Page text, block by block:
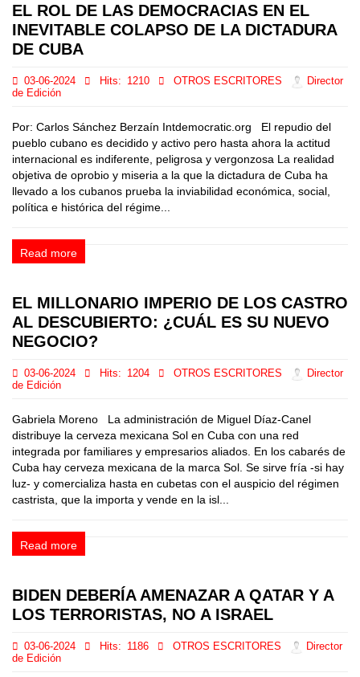
EL ROL DE LAS DEMOCRACIAS EN EL
INEVITABLE COLAPSO DE LA DICTADURA
DE CUBA
03-06-2024 Hits: 1210 OTROS ESCRITORES
Director
de Edición
Por: Carlos Sánchez Berzaín Intdemocratic.org El repudio del
pueblo cubano es decidido y activo pero hasta ahora la actitud
internacional es indiferente, peligrosa y vergonzosa La realidad
objetiva de oprobio y miseria a la que la dictadura de Cuba ha
llevado a los cubanos prueba la inviabilidad económica, social,
política e histórica del régime...
Read more
EL MILLONARIO IMPERIO DE LOS CASTRO
AL DESCUBIERTO: ¿CUÁL ES SU NUEVO
NEGOCIO?
03-06-2024 Hits: 1204 OTROS ESCRITORES
Director
de Edición
Gabriela Moreno La administración de Miguel Díaz-Canel
distribuye la cerveza mexicana Sol en Cuba con una red
integrada por familiares y empresarios aliados. En los cabarés de
Cuba hay cerveza mexicana de la marca Sol. Se sirve fría -si hay
luz- y comercializa hasta en cubetas con el auspicio del régimen
castrista, que la importa y vende en la isl...
Read more
BIDEN DEBERÍA AMENAZAR A QATAR Y A
LOS TERRORISTAS, NO A ISRAEL
03-06-2024 Hits: 1186 OTROS ESCRITORES
Director
de Edición